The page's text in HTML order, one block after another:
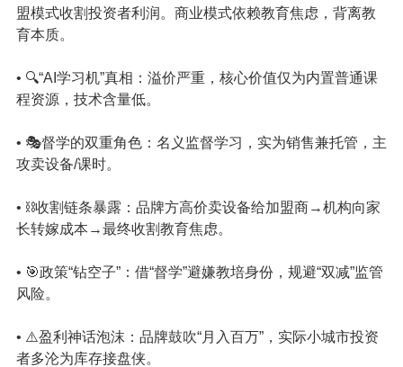
盟模式收割投资者利润。商业模式依赖教育焦虑，背离教
育本质。
• 🔍“AI学习机”真相：溢价严重，核心价值仅为内置普通课
程资源，技术含量低。
• 🎭督学的双重角色：名义监督学习，实为销售兼托管，主
攻卖设备/课时。
• ⛓️收割链条暴露：品牌方高价卖设备给加盟商→机构向家
长转嫁成本→最终收割教育焦虑。
• 🎯政策“钻空子”：借“督学”避嫌教培身份，规避“双减”监管
风险。
• ⚠️盈利神话泡沫：品牌鼓吹“月入百万”，实际小城市投资
者多沦为库存接盘侠。